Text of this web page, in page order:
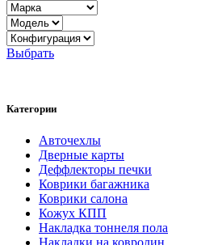
Выбрать
Категории
Авточехлы
Дверные карты
Деффлекторы печки
Коврики багажника
Коврики салона
Кожух КПП
Накладка тоннеля пола